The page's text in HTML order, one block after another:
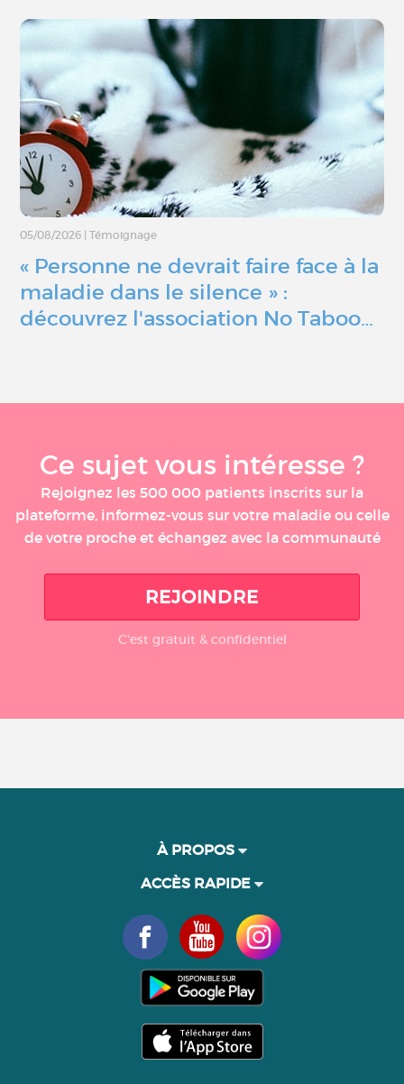
05/08/2026 Témoignage
« Personne ne devrait faire face à la
maladie dans le silence » :
découvrez l'association No Taboo…
Ce sujet vous intéresse ?
Rejoignez les 500 000 patients inscrits sur la
plateforme, informez-vous sur votre maladie ou celle
de votre proche et échangez avec la communauté
REJOINDRE
C'est gratuit & confidentiel
À PROPOS
ACCÈS RAPIDE